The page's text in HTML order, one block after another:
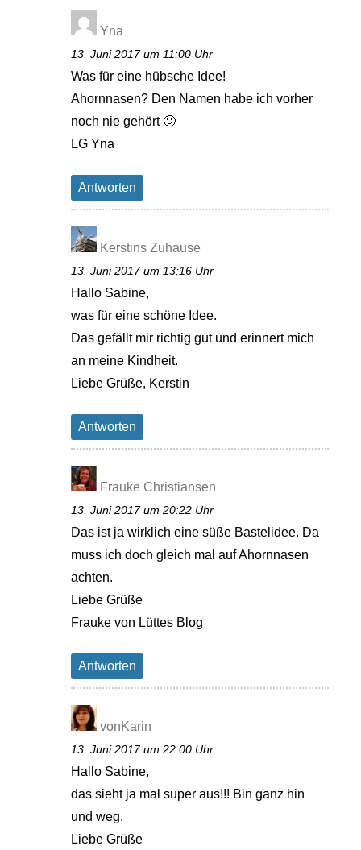
Yna
13. Juni 2017 um 11:00 Uhr
Was für eine hübsche Idee!
Ahornnasen? Den Namen habe ich vorher
noch nie gehört 🙂
LG Yna
Antworten
Kerstins Zuhause
13. Juni 2017 um 13:16 Uhr
Hallo Sabine,
was für eine schöne Idee.
Das gefällt mir richtig gut und erinnert mich
an meine Kindheit.
Liebe Grüße, Kerstin
Antworten
Frauke Christiansen
13. Juni 2017 um 20:22 Uhr
Das ist ja wirklich eine süße Bastelidee. Da
muss ich doch gleich mal auf Ahornnasen
achten.
Liebe Grüße
Frauke von Lüttes Blog
Antworten
vonKarin
13. Juni 2017 um 22:00 Uhr
Hallo Sabine,
das sieht ja mal super aus!!! Bin ganz hin
und weg.
Liebe Grüße